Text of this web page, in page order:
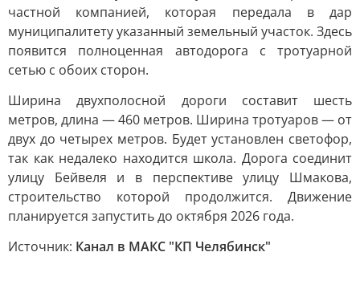
частной компанией, которая передала в дар
муниципалитету указанный земельный участок. Здесь
появится полноценная автодорога с тротуарной
сетью с обоих сторон.
Ширина двухполосной дороги составит шесть
метров, длина — 460 метров. Ширина тротуаров — от
двух до четырех метров. Будет установлен светофор,
так как недалеко находится школа. Дорога соединит
улицу Бейвеля и в перспективе улицу Шмакова,
строительство которой продолжится. Движение
планируется запустить до октября 2026 года.
Источник: Канал в МАКС "КП Челябинск"